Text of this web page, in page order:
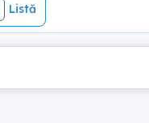
Listă